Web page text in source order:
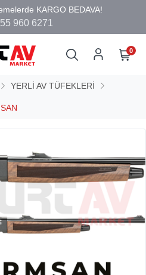
960 6271
0
YERLİ AV TÜFEKLERİ